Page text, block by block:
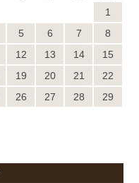
1
5 6 7
8
12 13 14
15
19 20 21
22
26 27 28
29